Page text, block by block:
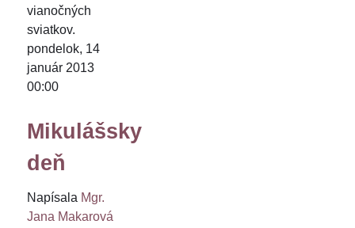
vianočných
sviatkov.
pondelok, 14
január 2013
00:00
Mikulášsky
deň
Napísala Mgr.
Jana Makarová